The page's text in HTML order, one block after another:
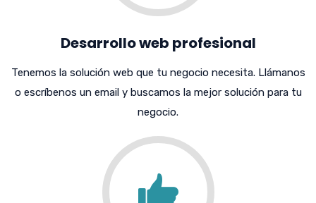
Desarrollo web profesional
Tenemos la solución web que tu negocio necesita. Llámanos
o escríbenos un email y buscamos la mejor solución para tu
negocio.